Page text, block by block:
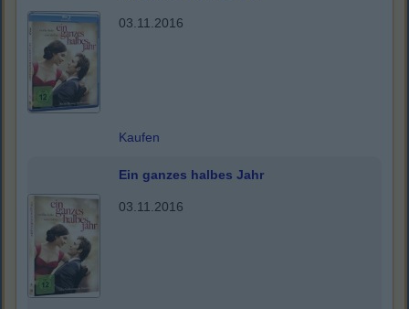
03.11.2016
Kaufen
Ein ganzes halbes Jahr
03.11.2016